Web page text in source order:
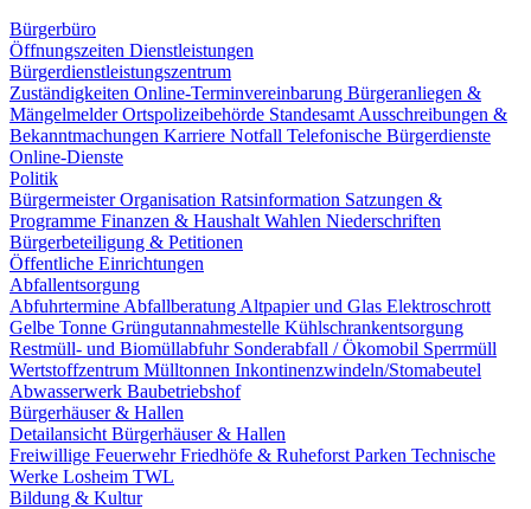
Bürgerbüro
Öffnungszeiten Dienstleistungen
Bürgerdienstleistungszentrum
Zuständigkeiten Online-Terminvereinbarung Bürgeranliegen &
MängelmelderOrtspolizeibehörde Standesamt Ausschreibungen &
Bekanntmachungen Karriere Notfall Telefonische Bürgerdienste
Online-Dienste
Politik
BürgermeisterOrganisation Ratsinformation Satzungen &
Programme Finanzen & Haushalt Wahlen Niederschriften
Bürgerbeteiligung & Petitionen
Öffentliche Einrichtungen
Abfallentsorgung
Abfuhrtermine Abfallberatung Altpapier und Glas Elektroschrott
Gelbe Tonne Grüngutannahmestelle Kühlschrankentsorgung
Restmüll- und Biomüllabfuhr Sonderabfall / Ökomobil Sperrmüll
Wertstoffzentrum Mülltonnen Inkontinenzwindeln/Stomabeutel
Abwasserwerk Baubetriebshof
Bürgerhäuser & Hallen
Detailansicht Bürgerhäuser & Hallen
Freiwillige FeuerwehrFriedhöfe & Ruheforst Parken Technische
Werke Losheim TWL
Bildung & Kultur